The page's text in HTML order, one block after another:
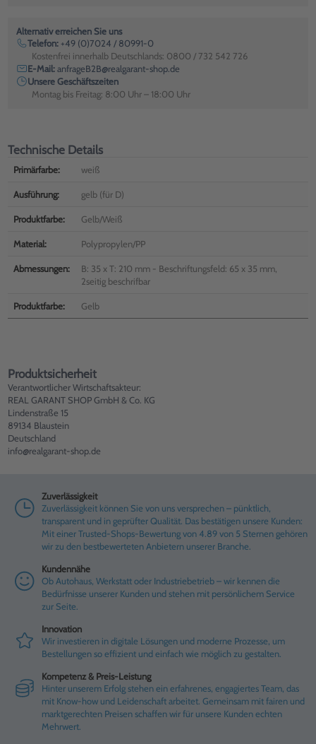
Alternativ erreichen Sie uns
Telefon: +49 (0)7024 / 80991-0
Kostenfrei innerhalb Deutschlands: 0800 / 732 542 726
E-Mail:anfrageB2B@realgarant-shop.de
Unsere Geschäftszeiten
Montag bis Freitag: 8:00 Uhr – 18:00 Uhr
Technische Details
Primärfarbe: weiß
Ausführung: gelb (für D)
Produktfarbe: Gelb/Weiß
Material: Polypropylen/PP
Abmessungen:
B: 35 x T: 210 mm - Beschriftungsfeld: 65 x 35 mm,
2seitig beschrifbar
Produktfarbe: Gelb
Produktsicherheit
Verantwortlicher Wirtschaftsakteur:
REAL GARANT SHOP GmbH & Co. KG
Lindenstraße 15
89134 Blaustein
Deutschland
info@realgarant-shop.de
Zuverlässigkeit
Zuverlässigkeit können Sie von uns versprechen – pünktlich,
transparent und in geprüfter Qualität. Das bestätigen unsere Kunden:
Mit einer Trusted-Shops-Bewertung von 4.89 von 5 Sternen gehören
wir zu den bestbewerteten Anbietern unserer Branche.
Kundennähe
Ob Autohaus, Werkstatt oder Industriebetrieb – wir kennen die
Bedürfnisse unserer Kunden und stehen mit persönlichem Service
zur Seite.
Innovation
Wir investieren in digitale Lösungen und moderne Prozesse, um
Bestellungen so effizient und einfach wie möglich zu gestalten.
Kompetenz & Preis-Leistung
Hinter unserem Erfolg stehen ein erfahrenes, engagiertes Team, das
mit Know-how und Leidenschaft arbeitet. Gemeinsam mit fairen und
marktgerechten Preisen schaffen wir für unsere Kunden echten
Mehrwert.